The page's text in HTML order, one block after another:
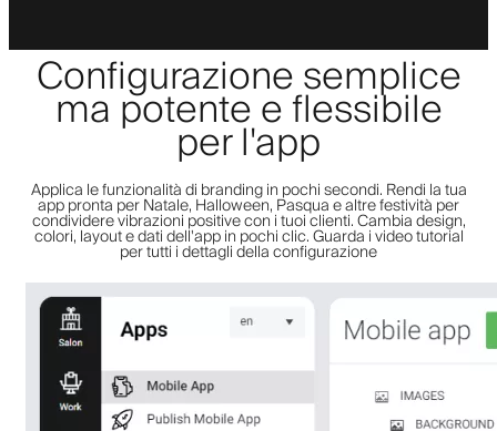
Configurazione semplice
ma potente e flessibile
per l'app
Applica le funzionalità di branding in pochi secondi. Rendi la tua
app pronta per Natale, Halloween, Pasqua e altre festività per
condividere vibrazioni positive con i tuoi clienti. Cambia design,
colori, layout e dati dell'app in pochi clic. Guarda i video tutorial
per tutti i dettagli della configurazione